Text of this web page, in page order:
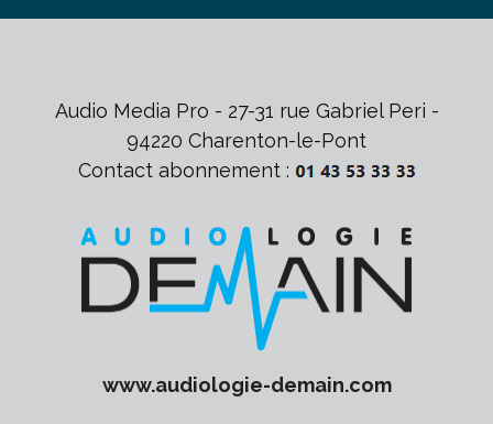
Audio Media Pro - 27-31 rue Gabriel Peri -
94220 Charenton-le-Pont
Contact abonnement :
www.audiologie-demain.com